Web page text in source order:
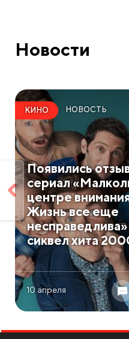
Новости
КИНО НОВОСТЬ
Появились
сериал
центре
Жизнь все еще
несправедлива»
сиквел хита
10 апреля